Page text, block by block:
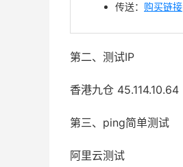
传送： 购买链接
第二、测试IP
香港九仓 45.114.10.64
第三、ping简单测试
阿里云测试